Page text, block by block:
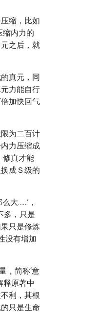
缩，比如
缩内力的
之后，就
真元，同
力能自行
加快回气
为二百计
力压缩成
修真才能
成Ｓ级的
大……’，
多，只是
只是修炼
没有增加
，简称‘意
释原著中
利，其根
只是生命